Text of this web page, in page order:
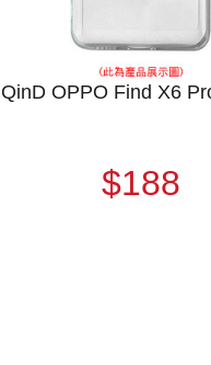
QinD OPPO Find X6
$188